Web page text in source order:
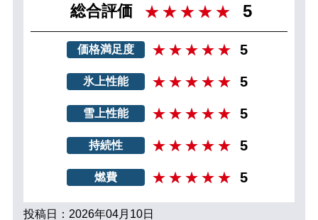
総合評価 5
価格満足度 5
氷上性能 5
雪上性能 5
持続性 5
燃費 5
投稿日：2026年04月10日